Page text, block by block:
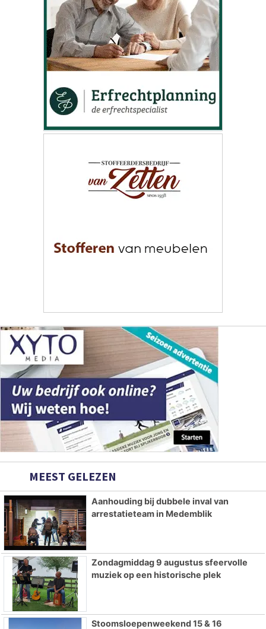
MEEST GELEZEN
Aanhouding bij dubbele inval van
arrestatieteam in Medemblik
Zondagmiddag 9 augustus sfeervolle
muziek op een historische plek
Stoomsloepenweekend 15 & 16